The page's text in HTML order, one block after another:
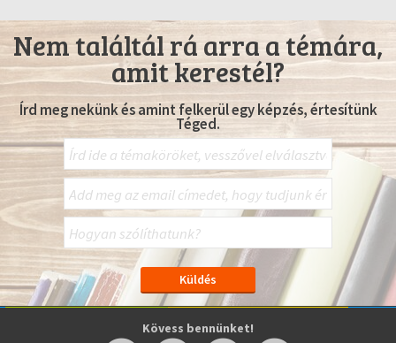
Nem találtál rá arra a témára,
amit kerestél?
Írd meg nekünk és amint felkerül egy képzés, értesítünk
Téged.
Kövess bennünket!